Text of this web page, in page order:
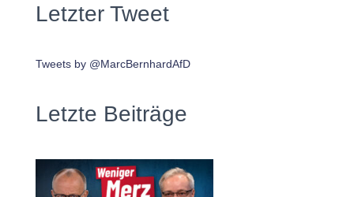
Letzter Tweet
Tweets by @MarcBernhardAfD
Letzte Beiträge